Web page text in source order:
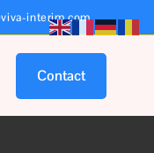
interim.com
Contact